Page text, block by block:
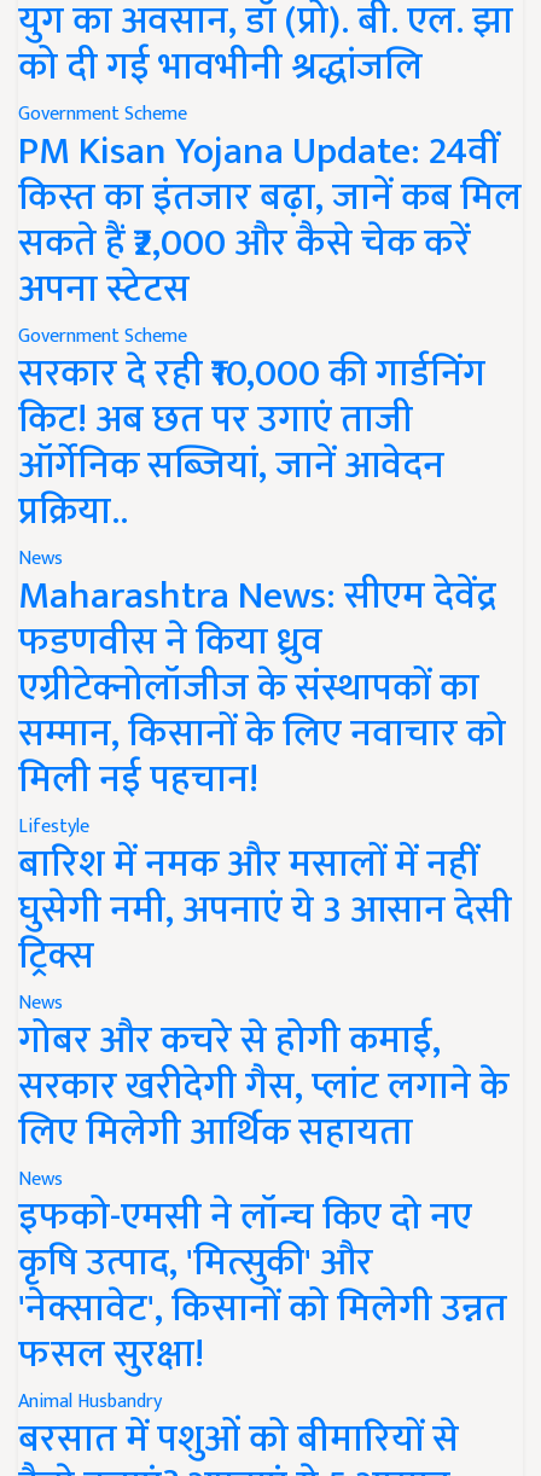
युग का अवसान, डॉ (प्रो). बी. एल. झा
को दी गई भावभीनी श्रद्धांजलि
Government Scheme
PM Kisan Yojana Update: 24वीं
किस्त का इंतजार बढ़ा, जानें कब मिल
सकते हैं ₹2,000 और कैसे चेक करें
अपना स्टेटस
Government Scheme
सरकार दे रही ₹10,000 की गार्डनिंग
किट! अब छत पर उगाएं ताजी
ऑर्गेनिक सब्जियां, जानें आवेदन
प्रक्रिया..
News
Maharashtra News: सीएम देवेंद्र
फडणवीस ने किया ध्रुव
एग्रीटेक्नोलॉजीज के संस्थापकों का
सम्मान, किसानों के लिए नवाचार को
मिली नई पहचान!
Lifestyle
बारिश में नमक और मसालों में नहीं
घुसेगी नमी, अपनाएं ये 3 आसान देसी
ट्रिक्स
News
गोबर और कचरे से होगी कमाई,
सरकार खरीदेगी गैस, प्लांट लगाने के
लिए मिलेगी आर्थिक सहायता
News
इफको-एमसी ने लॉन्च किए दो नए
कृषि उत्पाद, 'मित्सुकी' और
'नेक्सावेट', किसानों को मिलेगी उन्नत
फसल सुरक्षा!
Animal Husbandry
बरसात में पशुओं को बीमारियों से